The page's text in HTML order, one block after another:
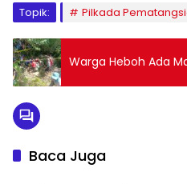
Topik:
Pilkada
Warga Heboh Ada
Baca Juga
Berita Daerah